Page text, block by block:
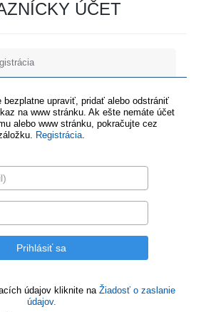
ÚČET
bezplatne upraviť, pridať alebo odstrániť
na www stránku. Ak ešte nemáte účet
alebo www stránku, pokračujte cez
Registrácia.
údajov kliknite na Žiadosť o zaslanie
údajov.